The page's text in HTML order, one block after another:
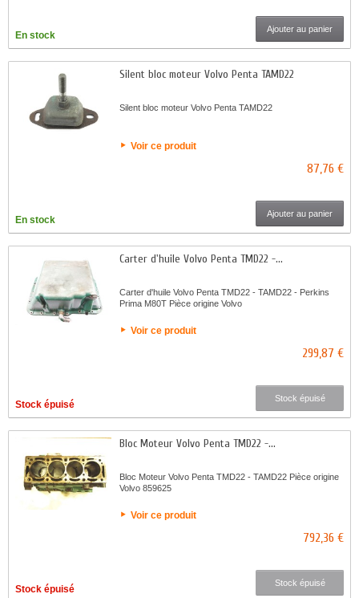
En stock
Ajouter au panier
Silent bloc moteur Volvo Penta TAMD22
Silent bloc moteur Volvo Penta TAMD22
Voir ce produit
87,76 €
En stock
Ajouter au panier
Carter d'huile Volvo Penta TMD22 -...
Carter d'huile Volvo Penta TMD22 - TAMD22 - Perkins
Prima M80T Pièce origine Volvo
Voir ce produit
299,87 €
Stock épuisé
Stock épuisé
Bloc Moteur Volvo Penta TMD22 -...
Bloc Moteur Volvo Penta TMD22 - TAMD22 Pièce origine
Volvo 859625
Voir ce produit
792,36 €
Stock épuisé
Stock épuisé